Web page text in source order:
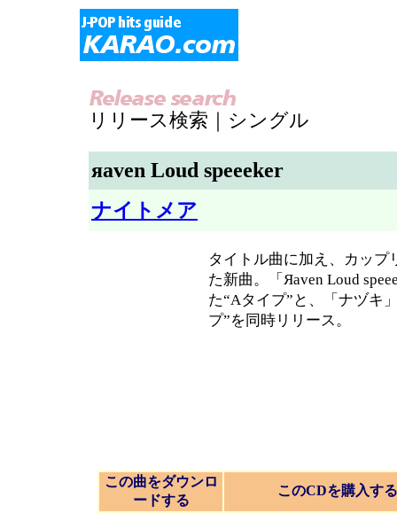
リリース検索｜シングル
яaven Loud speeeker
ナイトメア
タイトル曲に加え、カップ
た新曲。「Яaven Loud
た“Aタイプ”と、「ナヅキ
プ”を同時リリース。
この曲をダウンロ
ードする
このCDを購入する